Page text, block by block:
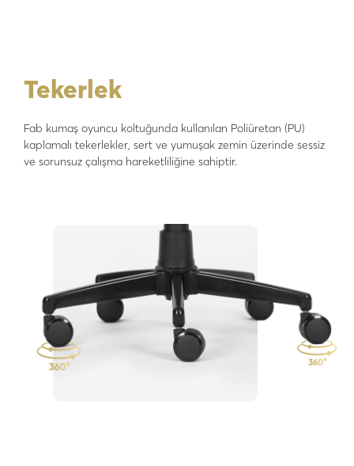
Tekerlek
Fab kumaş oyuncu koltuğunda kullanılan Poliüretan (PU)
kaplamalı tekerlekler, sert ve yumuşak zemin üzerinde sessiz
ve sorunsuz çalışma hareketliliğine sahiptir.